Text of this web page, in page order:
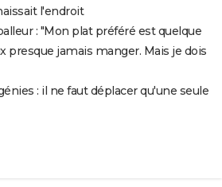
l'endroit
: "Mon plat préféré est quelque
presque jamais manger. Mais je dois
: il ne faut déplacer qu'une seule